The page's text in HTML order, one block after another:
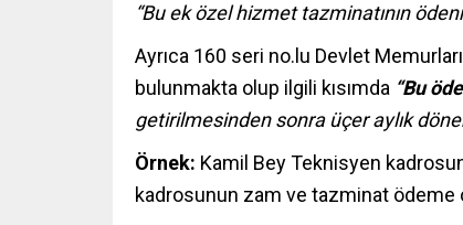
“Bu ek özel hizmet tazminatının
Ayrıca 160 seri no.lu Devlet
bulunmakta olup ilgili kısımda “Bu
getirilmesinden sonra üçer aylık
Örnek: Kamil Bey Teknisyen
kadrosunun zam ve tazminat ödeme